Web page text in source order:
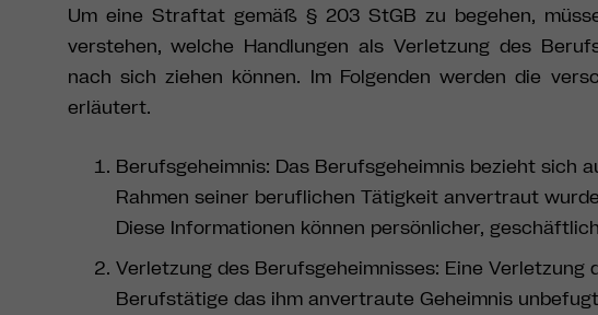
Um eine Straftat gemäß § 203 StGB zu begehen,
verstehen, welche Handlungen als Verletzung des
nach sich ziehen können. Im Folgenden werden die
erläutert.
Berufsgeheimnis: Das Berufsgeheimnis bezieht sich
Rahmen seiner beruflichen Tätigkeit anvertraut
Diese Informationen können persönlicher,
Verletzung des Berufsgeheimnisses: Eine
Berufstätige das ihm anvertraute Geheimnis